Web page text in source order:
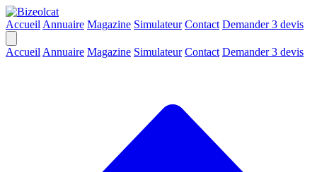
Accueil Annuaire Magazine Simulateur Contact Demander 3 devis
Accueil Annuaire Magazine Simulateur Contact Demander 3 devis